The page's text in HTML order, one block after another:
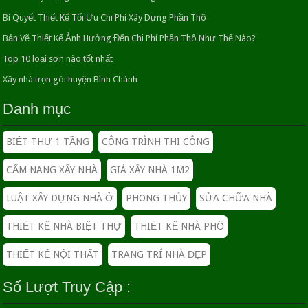
05/06/2016
7 Kinh Nghiệm Vàng Để Tiết Kiệm Tối Đa Kinh Phí
30/06/2016
18/04/2019
Chi phí làm hồ sơ hoàn công
07/11/2018
Trang trí cây xanh trong nhà Nâng tầm không gian
sống
Bí Quyết Thiết Kế Tối Ưu Chi Phí Xây Dựng Phần Thô
Bản Vẽ Thiết Kế Ảnh Hưởng Đến Chi Phí Phần Thô Như Thế Nào?
Top 10 loại sơn nào tốt nhất
Xây nhà trọn gói huyện Bình Chánh
Danh mục
BIỆT THỰ 1 TẦNG CÔNG TRÌNH THI CÔNG
CẨM NANG XÂY NHÀ GIÁ XÂY NHÀ 1M2
LUẬT XÂY DỰNG NHÀ Ở PHONG THỦY SỬA CHỮA NHÀ
THIẾT KẾ NHÀ BIỆT THỰ THIẾT KẾ NHÀ PHỐ
THIẾT KẾ NỘI THẤT TRANG TRÍ NHÀ ĐẸP
Số Lượt Truy Cập :